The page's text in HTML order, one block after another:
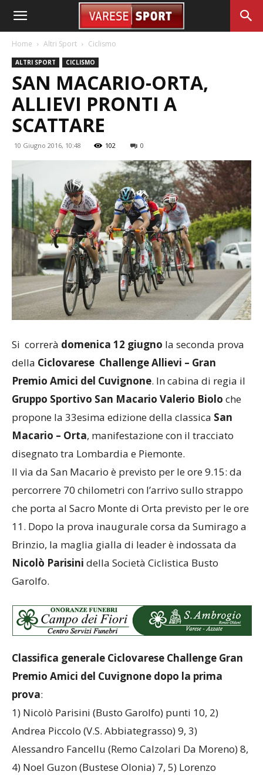
Home Altri Sport Ciclismo
ALTRI SPORT CICLISMO
SAN MACARIO-ORTA,
ALLIEVI PRONTI A
SCATTARE
10 Giugno 2016, 10:48 102 0
Si correrà domenica 12 giugno la seconda prova
della Ciclovarese Challenge Allievi – Gran
Premio Amici del Cuvignone. In cabina di regia il
Gruppo Sportivo San Macario Valerio Biolo che
propone la 33esima edizione della classica San
Macario – Orta, manifestazione con il tracciato
disegnato tra Lombardia e Piemonte.
Il via da San Macario è previsto per le ore 9.15: da
percorrere 70 chilometri con l’arrivo sullo strappo
che porta al Sacro Monte di Orta previsto per le ore
11. Dopo la prova inaugurale corsa da Sumirago a
Brinzio, la maglia gialla di leader è indossata da
Nicolò Parisini della Società Ciclistica Busto
Garolfo.
Classifica generale Ciclovarese Challenge Gran
Premio Amici del Cuvignone dopo la prima
prova:
1) Nicolò Parisini (Busto Garolfo) punti 10, 2)
Andrea Piccolo (V.S. Abbiategrasso) 9, 3)
Alessandro Fancellu (Remo Calzolari Da Moreno) 8,
4) Noel Guzon (Bustese Olonia) 7, 5) Lorenzo